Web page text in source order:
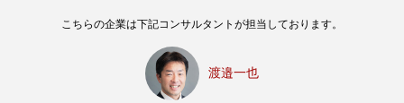
こちらの企業は下記コンサルタントが担当しております。
渡邉一也